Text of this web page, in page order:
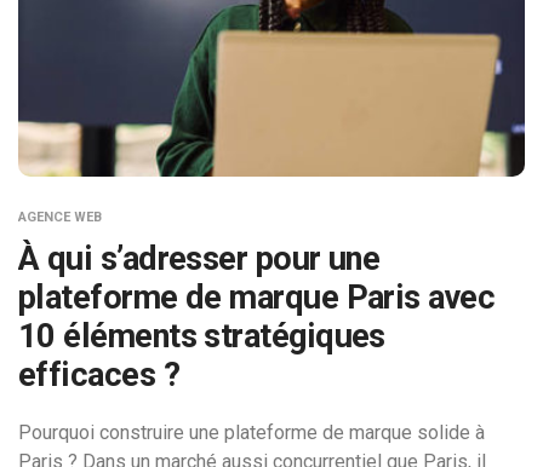
AGENCE WEB
À qui s’adresser pour une
plateforme de marque Paris avec
10 éléments stratégiques
efficaces ?
Pourquoi construire une plateforme de marque solide à
Paris ? Dans un marché aussi concurrentiel que Paris, il